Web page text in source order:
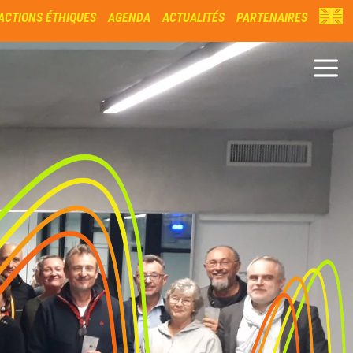
ÉTHIQUES AGENDA ACTUALITÉS PARTENAIRES
a